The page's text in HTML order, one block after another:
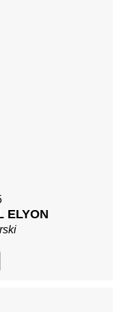
ELYON